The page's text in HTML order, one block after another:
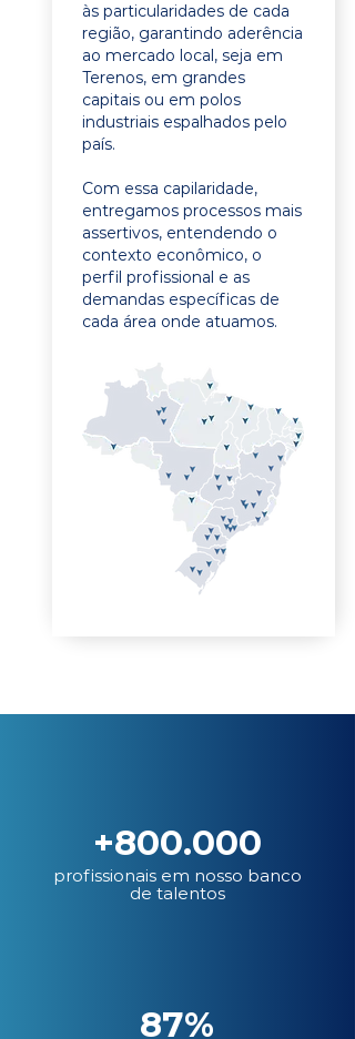
às particularidades de cada
região, garantindo aderência
ao mercado local, seja em
Terenos, em grandes
capitais ou em polos
industriais espalhados pelo
país.
Com essa capilaridade,
entregamos processos mais
assertivos, entendendo o
contexto econômico, o
perfil profissional e as
demandas específicas de
cada área onde atuamos.
+800.000
profissionais em nosso banco
de talentos
87%